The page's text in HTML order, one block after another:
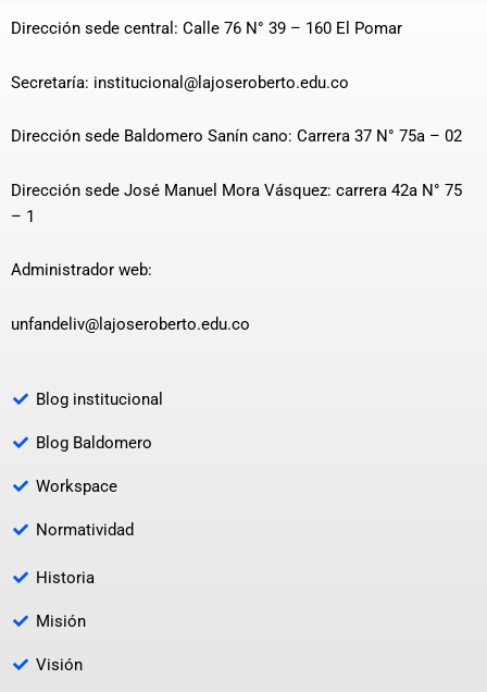
Dirección sede central: Calle 76 N° 39 – 160 El Pomar
Secretaría: institucional@lajoseroberto.edu.co
Dirección sede Baldomero Sanín cano: Carrera 37 N° 75a – 02
Dirección sede José Manuel Mora Vásquez: carrera 42a N° 75
– 1
Administrador web:
unfandeliv@lajoseroberto.edu.co
Blog institucional
Blog Baldomero
Workspace
Normatividad
Historia
Misión
Visión